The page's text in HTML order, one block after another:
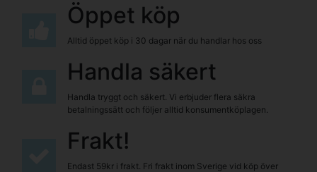
Öppet köp
Alltid öppet köp i 30 dagar när du handlar hos oss
Handla säkert
Handla tryggt och säkert. Vi erbjuder flera säkra
betalningssätt och följer alltid konsumentköplagen.
Frakt!
Endast 59kr i frakt. Fri frakt inom Sverige vid köp över